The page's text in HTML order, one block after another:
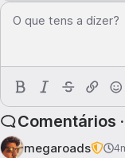
O que tens a dizer?
Comentários
megaroads